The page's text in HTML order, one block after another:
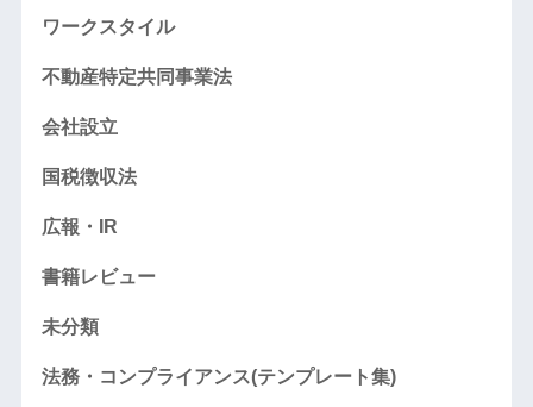
ワークスタイル
不動産特定共同事業法
会社設立
国税徴収法
広報・IR
書籍レビュー
未分類
法務・コンプライアンス(テンプレート集)